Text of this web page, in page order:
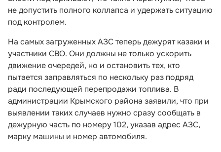
не допустить полного коллапса и удержать ситуацию
под контролем.
На самых загруженных АЗС теперь дежурят казаки и
участники СВО. Они должны не только ускорить
движение очередей, но и остановить тех, кто
пытается заправляться по нескольку раз подряд
ради последующей перепродажи топлива. В
администрации Крымского района заявили, что при
выявлении таких случаев нужно сразу сообщать в
дежурную часть по номеру 102, указав адрес АЗС,
марку машины и номер автомобиля.